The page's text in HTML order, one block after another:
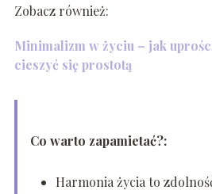
Zobacz również:
Minimalizm w życiu – jak
cieszyć się prostotą
Co warto zapamietać?:
Harmonia życia to